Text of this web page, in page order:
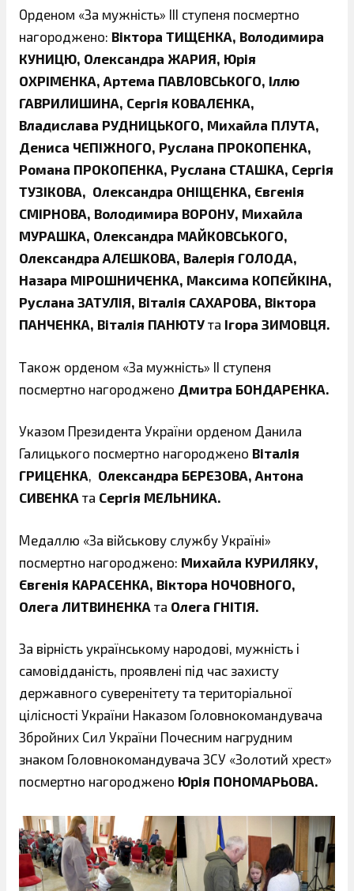
Орденом «За мужність» ІІІ ступеня посмертно
нагороджено: Віктора ТИЩЕНКА, Володимира
КУНИЦЮ, Олександра ЖАРИЯ, Юрія
ОХРІМЕНКА, Артема ПАВЛОВСЬКОГО, Іллю
ГАВРИЛИШИНА, Сергія КОВАЛЕНКА,
Владислава РУДНИЦЬКОГО, Михайла ПЛУТА,
Дениса ЧЕПІЖНОГО, Руслана ПРОКОПЕНКА,
Романа ПРОКОПЕНКА, Руслана СТАШКА, Сергія
ТУЗІКОВА, Олександра ОНІЩЕНКА, Євгенія
СМІРНОВА, Володимира ВОРОНУ, Михайла
МУРАШКА, Олександра МАЙКОВСЬКОГО,
Олександра АЛЕШКОВА, Валерія ГОЛОДА,
Назара МІРОШНИЧЕНКА, Максима КОПЄЙКІНА,
Руслана ЗАТУЛІЯ, Віталія САХАРОВА, Віктора
ПАНЧЕНКА, Віталія ПАНЮТУ та Ігора ЗИМОВЦЯ.
Також орденом «За мужність» ІІ ступеня
посмертно нагороджено Дмитра БОНДАРЕНКА.
Указом Президента України орденом Данила
Галицького посмертно нагороджено Віталія
ГРИЦЕНКА, Олександра БЕРЕЗОВА, Антона
СИВЕНКА та Сергія МЕЛЬНИКА.
Медаллю «За військову службу Україні»
посмертно нагороджено: Михайла КУРИЛЯКУ,
Євгенія КАРАСЕНКА, Віктора НОЧОВНОГО,
Олега ЛИТВИНЕНКА та Олега ГНІТІЯ.
За вірність українському народові, мужність і
самовідданість, проявлені під час захисту
державного суверенітету та територіальної
цілісності України Наказом Головнокомандувача
Збройних Сил України Почесним нагрудним
знаком Головнокомандувача ЗСУ «Золотий хрест»
посмертно нагороджено Юрія ПОНОМАРЬОВА.